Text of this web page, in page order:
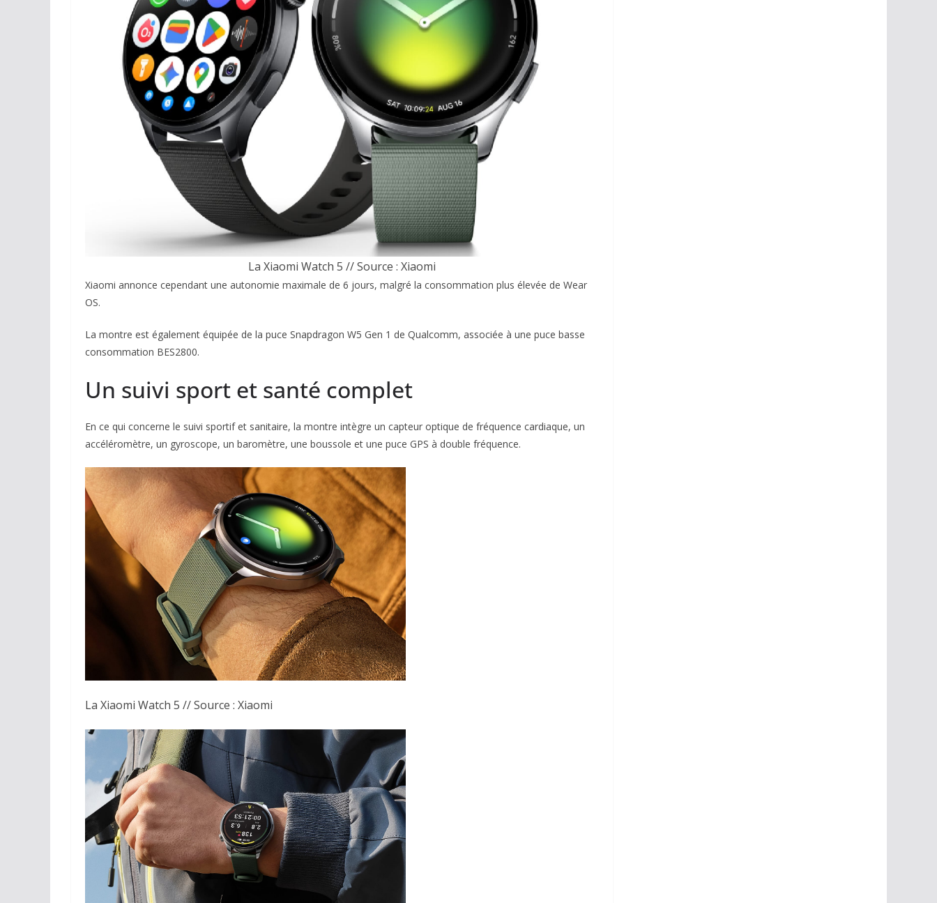
La Xiaomi Watch 5 // Source : Xiaomi
Xiaomi annonce cependant une autonomie maximale de 6 jours, malgré la consommation plus élevée de Wear
OS.
La montre est également équipée de la puce Snapdragon W5 Gen 1 de Qualcomm, associée à une puce basse
consommation BES2800.
Un suivi sport et santé complet
En ce qui concerne le suivi sportif et sanitaire, la montre intègre un capteur optique de fréquence cardiaque, un
accéléromètre, un gyroscope, un baromètre, une boussole et une puce GPS à double fréquence.
La Xiaomi Watch 5 // Source : Xiaomi